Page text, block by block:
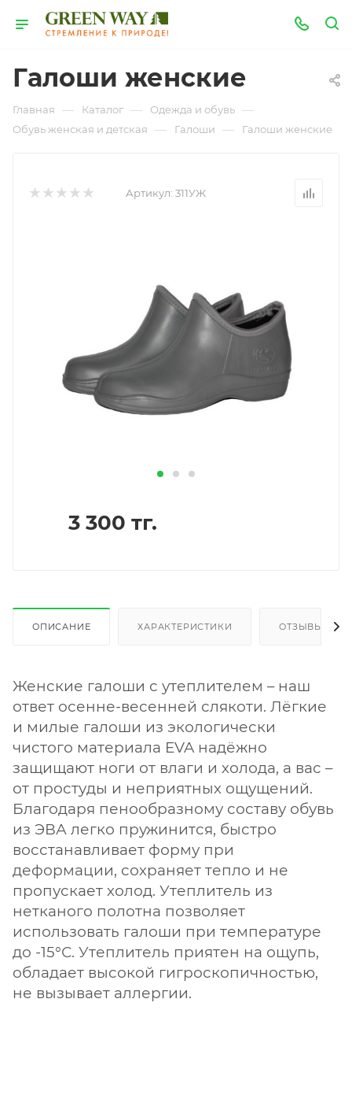
Галоши женские
Главная — Каталог — Одежда и обувь —
Обувь женская и детская — Галоши — Галоши женские
Артикул: 311УЖ
3 300 тг.
ОПИСАНИЕ ХАРАКТЕРИСТИКИ ОТЗЫВЫ
Женские галоши с утеплителем – наш
ответ осенне-весенней слякоти. Лёгкие
и милые галоши из экологически
чистого материала EVA надёжно
защищают ноги от влаги и холода, а вас –
от простуды и неприятных ощущений.
Благодаря пенообразному составу обувь
из ЭВА легко пружинится, быстро
восстанавливает форму при
деформации, сохраняет тепло и не
пропускает холод. Утеплитель из
нетканого полотна позволяет
использовать галоши при температуре
до -15°С. Утеплитель приятен на ощупь,
обладает высокой гигроскопичностью,
не вызывает аллергии.